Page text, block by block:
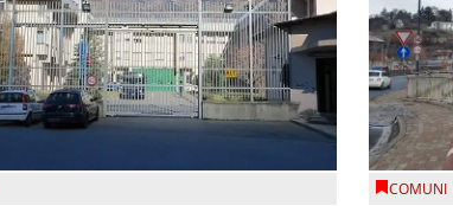
COMUNI